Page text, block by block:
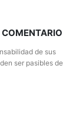
de sus
ser pasibles de